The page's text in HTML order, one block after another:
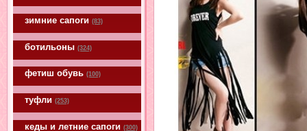
зимние сапоги (83)
ботильоны (324)
фетиш обувь (100)
туфли (253)
кеды и летние сапоги (300)